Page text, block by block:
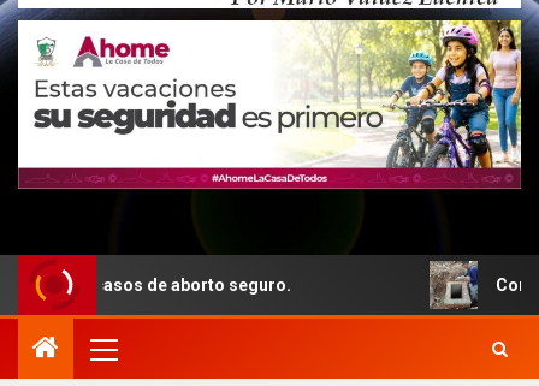
casos de aborto seguro. Con recursos